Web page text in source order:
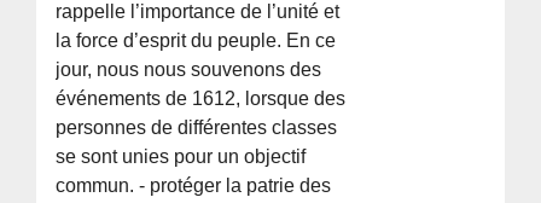
rappelle l’importance de l’unité et
la force d’esprit du peuple. En ce
jour, nous nous souvenons des
événements de 1612, lorsque des
personnes de différentes classes
se sont unies pour un objectif
commun. - protéger la patrie des